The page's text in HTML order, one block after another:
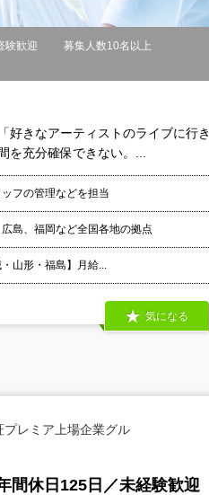
験歓迎
募集人数10名以上
好きなアーティストのライブに行き
充分確保できない。...
フの管理などを担当
島、福岡など全国各地の拠点
山形・福島】月給...
気になる
レミア上場企業グル
間休日125日／未経験歓迎